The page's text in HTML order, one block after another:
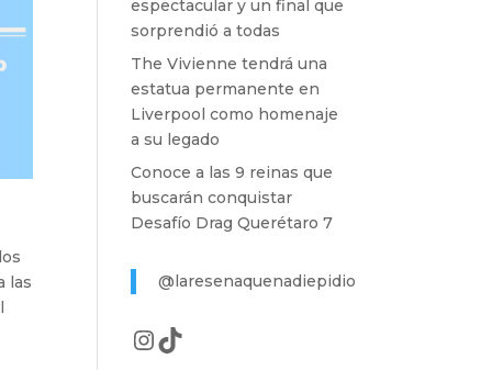
las
espectacular y un final que
sorprendió a todas
The Vivienne tendrá una
estatua permanente en
Liverpool como homenaje
a su legado
Conoce a las 9 reinas que
buscarán conquistar
Desafío Drag Querétaro 7
@laresenaquenadiepidio
Instagram
TikTok